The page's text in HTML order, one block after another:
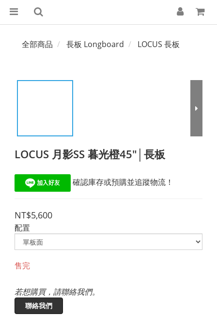
全部商品 長板 Longboard LOCUS 長板
LOCUS 月影SS 暮光橙45"│長板
確認庫存或預購並追蹤物流！
NT$5,600
配置
售完
若想購買，請聯絡我們。
聯絡我們